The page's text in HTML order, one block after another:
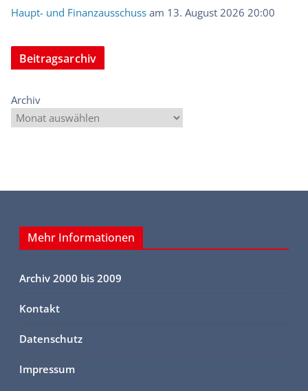
Haupt- und Finanzausschuss am 13. August 2026 20:00
Beitragsarchiv
Archiv
Mehr Informationen
Archiv 2000 bis 2009
Kontakt
Datenschutz
Impressum